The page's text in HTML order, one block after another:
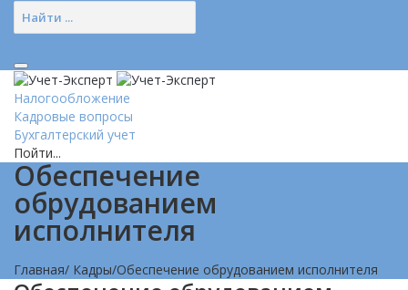
Налогообложение
Кадровые вопросы
Бухгалтерский учет
Пойти...
Обеспечение
обрудованием
исполнителя
Главная/ Кадры/Обеспечение обрудованием исполнителя